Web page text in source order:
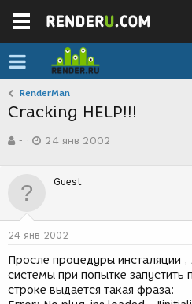
RenderMan
Cracking HELP!!!
в
р
м
-
а
д
н
и
я
24 янв 2002
Guest
24 янв 2002
Просле процедуры инсталяции ,
системы при попытке запустить
строке выдается такая фраза: